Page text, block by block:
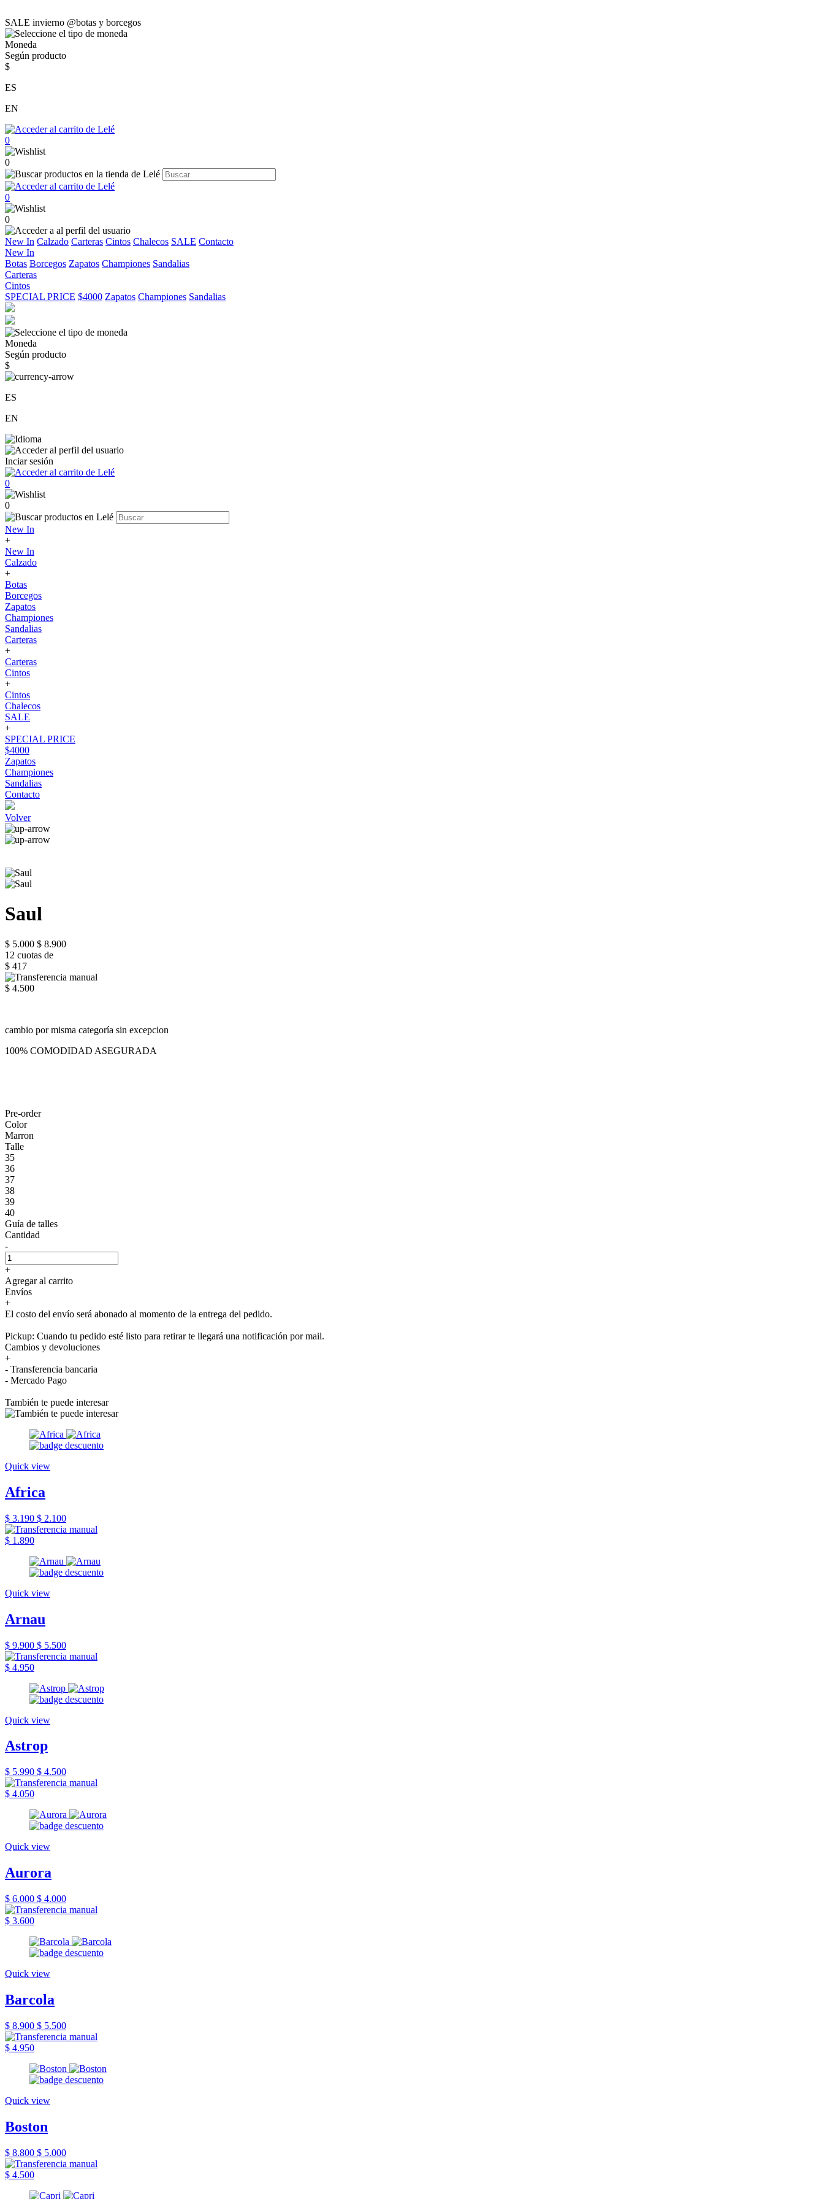
SALE invierno @botas y borcegos
Moneda
Según producto
$
ES
EN
0
0
0
0
New In Calzado Carteras Cintos Chalecos SALE Contacto
New In
Botas Borcegos Zapatos Championes Sandalias
Carteras
Cintos
SPECIAL PRICE $4000 Zapatos Championes Sandalias
Moneda
Según producto
$
ES
EN
Inciar sesión
0
0
New In
+
New In
Calzado
+
Botas
Borcegos
Zapatos
Championes
Sandalias
Carteras
+
Carteras
Cintos
+
Cintos
Chalecos
SALE
+
SPECIAL PRICE
$4000
Zapatos
Championes
Sandalias
Contacto
Volver
Saul
$ 5.000 $ 8.900
12 cuotas de
$ 417
$ 4.500
cambio por misma categoría sin excepcion
100% COMODIDAD ASEGURADA
Pre-order
Color
Marron
Talle
35
36
37
38
39
40
Guía de talles
Cantidad
-
+
Agregar al carrito
Envíos
+
El costo del envío será abonado al momento de la entrega del pedido.
Pickup: Cuando tu pedido esté listo para retirar te llegará una notificación por mail.
Cambios y devoluciones
+
- Transferencia bancaria
- Mercado Pago
También te puede interesar
Quick view
Africa
$ 3.190 $ 2.100
$ 1.890
Quick view
Arnau
$ 9.900 $ 5.500
$ 4.950
Quick view
Astrop
$ 5.990 $ 4.500
$ 4.050
Quick view
Aurora
$ 6.000 $ 4.000
$ 3.600
Quick view
Barcola
$ 8.900 $ 5.500
$ 4.950
Quick view
Boston
$ 8.800 $ 5.000
$ 4.500